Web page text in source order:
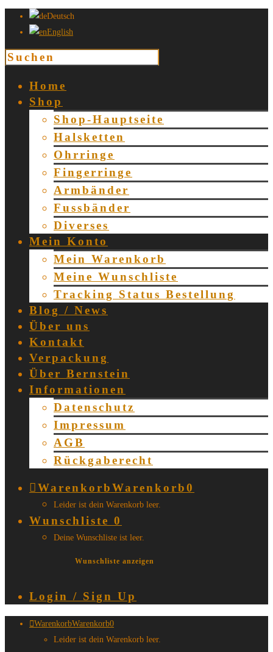
Deutsch
English
Home
Shop
Shop-Hauptseite
Halsketten
Ohrringe
Fingerringe
Armbänder
Fussbänder
Diverses
Mein Konto
Mein Warenkorb
Meine Wunschliste
Tracking Status Bestellung
Blog / News
Über uns
Kontakt
Verpackung
Über Bernstein
Informationen
Datenschutz
Impressum
AGB
Rückgaberecht
WarenkorbWarenkorb0
Leider ist dein Warenkorb leer.
Wunschliste 0
Deine Wunschliste ist leer.
Wunschliste anzeigen
Login / Sign Up
WarenkorbWarenkorb0
Leider ist dein Warenkorb leer.